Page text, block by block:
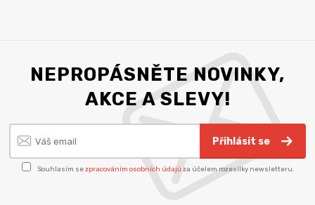
NEPROPÁSNĚTE NOVINKY,
AKCE A SLEVY!
Přihlásit se
Souhlasím sezpracováním osobních údajů za účelem rozesílky newsletteru.